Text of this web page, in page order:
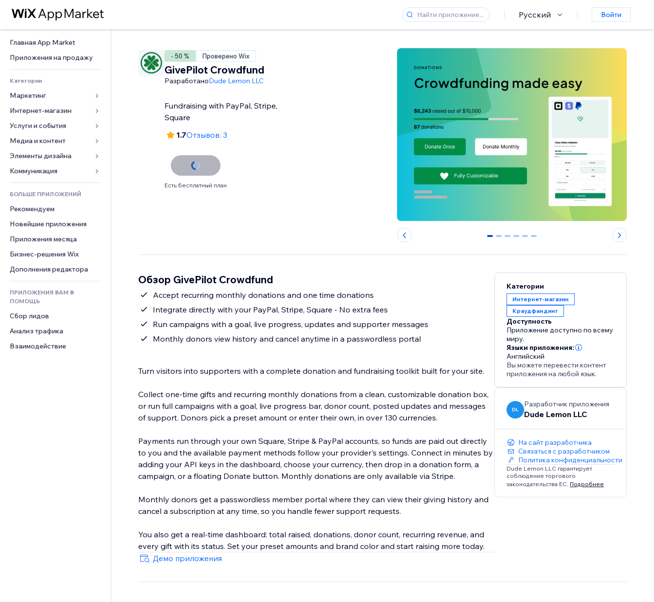
Русский Войти
Главная App Market
Приложения на продажу
Категории
Маркетинг
Реклама
Моб. версия
Веб-аналитика
Списки сайтов
Эл. почта
Интернет-магазин
Приложения для магазинов
Доставка
Кнопки продаж
Бухгалтерский учет
Купоны и лояльность
Складские услуги
Еда и напитки
Услуги и события
Отели
События
Рестораны
Недвижимость
Онлайн-запись
Медиа и контент
Галерея
Музыка
Подкасты
Фотография
Видео
PDF
Обмен файлами
Новости
Элементы дизайна
Карты и навигация
Конфиденциальность и
безопасность
Часы
Баннеры и значки
Калькуляторы
Погода
Графики и таблицы
Формы
Опросы
Чат
Комментарии
Телефон
Сообщество
Отзывы и комментарии
Управление отношениями с
клиентом (CRM)
БОЛЬШЕ ПРИЛОЖЕНИЙ
Рекомендуем
Новейшие приложения
Приложения месяца
Бизнес-решения Wix
Дополнения редактора
ПРИЛОЖЕНИЯ ВАМ В
ПОМОЩЬ
Сбор лидов
Анализ трафика
Взаимодействие
- 50 % Проверено Wix
GivePilot Crowdfund
РазработаноDude Lemon LLC
Fundraising with PayPal, Stripe,
Square
1.7Отзывов: 3
Есть бесплатный план
0 1 2 3 4 5
Обзор GivePilot Crowdfund
Accept recurring monthly donations and one time donations
Integrate directly with your PayPal, Stripe, Square - No extra fees
Run campaigns with a goal, live progress, updates and supporter messages
Monthly donors view history and cancel anytime in a passwordless portal
Turn visitors into supporters with a complete donation and fundraising toolkit built for your site.
Collect one-time gifts and recurring monthly donations from a clean, customizable donation box,
or run full campaigns with a goal, live progress bar, donor count, posted updates and messages
of support. Donors pick a preset amount or enter their own, in over 130 currencies.
Payments run through your own Square, Stripe & PayPal accounts, so funds are paid out directly
to you and the available payment methods follow your provider's settings. Connect in minutes by
adding your API keys in the dashboard, choose your currency, then drop in a donation form, a
campaign, or a floating Donate button. Monthly donations are only available via Stripe.
Monthly donors get a passwordless member portal where they can view their giving history and
cancel a subscription at any time, so you handle fewer support requests.
You also get a real-time dashboard: total raised, donations, donor count, recurring revenue, and
every gift with its status. Set your preset amounts and brand color and start raising more today.
Демо приложения
Категории
Интернет-магазин
Краудфандинг
Доступность
Приложение доступно по всему
миру.
Языки приложения:
Английский
Вы можете перевести контент
приложения на любой язык.
DL
Разработчик приложения
Dude Lemon LLC
На сайт разработчика
Связаться с разработчиком
Политика конфиденциальности
Dude Lemon LLC гарантирует
соблюдение торгового
законодательства ЕС. Подробнее